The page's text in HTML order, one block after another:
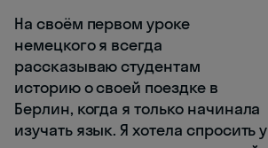
На своём первом уроке
немецкого я всегда
рассказываю студентам
историю о своей поездке в
Берлин, когда я только начинала
изучать язык. Я хотела спросить у